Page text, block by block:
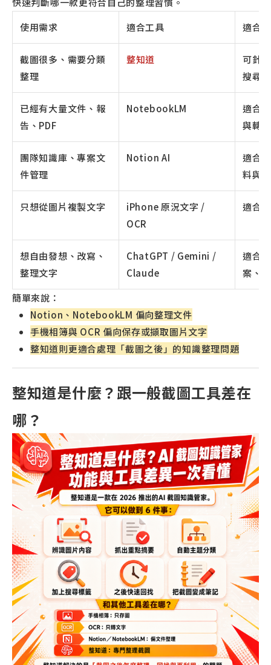
使用需求
適合工具 適合
截圖很多、需要分類
整理
整知道
可針
搜尋
已經有大量文件、報
告、PDF
NotebookLM
適合
與轉
團隊知識庫、專案文
件管理
Notion AI
適合
料與
只想從圖片複製文字
iPhone 原況文字 /
OCR
適合
想自由發想、改寫、
整理文字
ChatGPT / Gemini /
Claude
適合
案、
簡單來說：
Notion、NotebookLM 偏向整理文件
手機相簿與 OCR 偏向保存或擷取圖片文字
整知道則更適合處理「截圖之後」的知識整理問題
整知道是什麼？跟一般截圖工具差在
哪？